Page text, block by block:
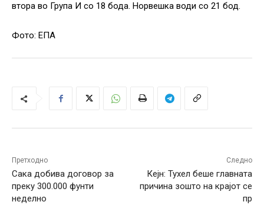
втора во Група И со 18 бода. Норвешка води со 21 бод.
Фото: ЕПА
Претходно
Сака добива договор за
преку 300.000 фунти
неделно
Следно
Кејн: Тухел беше главната
причина зошто на крајот се
пр